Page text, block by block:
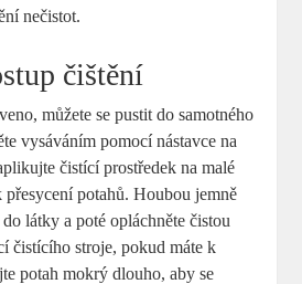
nečistot.
čištění
můžete se pustit do samotného
vysáváním pomocí nástavce na
čistící prostředek na malé
potahů. Houbou jemně
látky a poté opláchněte čistou
čistícího stroje, pokud máte k
potah mokrý dlouho, aby se